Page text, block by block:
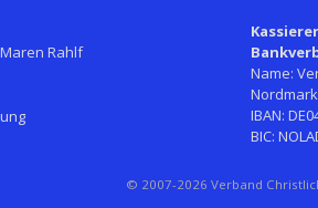
Maren Rahlf
Name:
Nordmark
IBAN:
BIC:
© 2007-2026 Verband